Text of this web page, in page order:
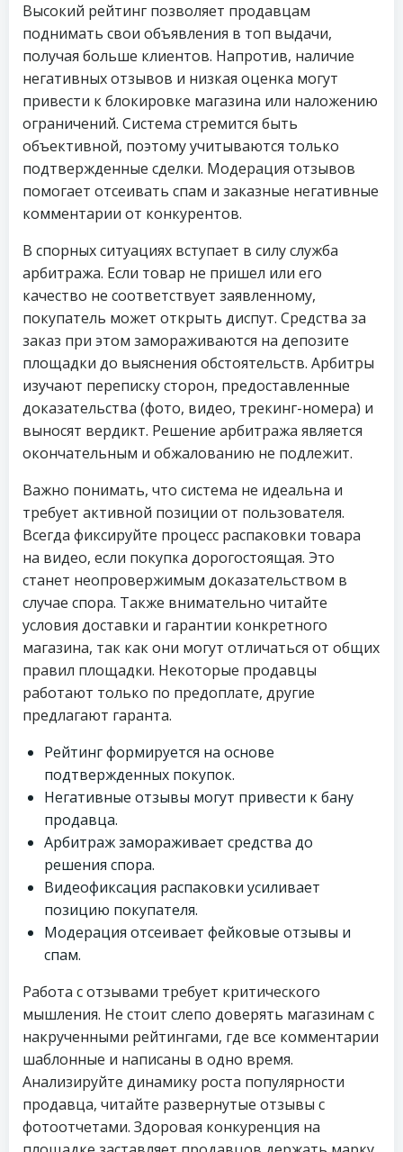
Высокий рейтинг позволяет продавцам
поднимать свои объявления в топ выдачи,
получая больше клиентов. Напротив, наличие
негативных отзывов и низкая оценка могут
привести к блокировке магазина или наложению
ограничений. Система стремится быть
объективной, поэтому учитываются только
подтвержденные сделки. Модерация отзывов
помогает отсеивать спам и заказные негативные
комментарии от конкурентов.
В спорных ситуациях вступает в силу служба
арбитража. Если товар не пришел или его
качество не соответствует заявленному,
покупатель может открыть диспут. Средства за
заказ при этом замораживаются на депозите
площадки до выяснения обстоятельств. Арбитры
изучают переписку сторон, предоставленные
доказательства (фото, видео, трекинг-номера) и
выносят вердикт. Решение арбитража является
окончательным и обжалованию не подлежит.
Важно понимать, что система не идеальна и
требует активной позиции от пользователя.
Всегда фиксируйте процесс распаковки товара
на видео, если покупка дорогостоящая. Это
станет неопровержимым доказательством в
случае спора. Также внимательно читайте
условия доставки и гарантии конкретного
магазина, так как они могут отличаться от общих
правил площадки. Некоторые продавцы
работают только по предоплате, другие
предлагают гаранта.
Рейтинг формируется на основе
подтвержденных покупок.
Негативные отзывы могут привести к бану
продавца.
Арбитраж замораживает средства до
решения спора.
Видеофиксация распаковки усиливает
позицию покупателя.
Модерация отсеивает фейковые отзывы и
спам.
Работа с отзывами требует критического
мышления. Не стоит слепо доверять магазинам с
накрученными рейтингами, где все комментарии
шаблонные и написаны в одно время.
Анализируйте динамику роста популярности
продавца, читайте развернутые отзывы с
фотоотчетами. Здоровая конкуренция на